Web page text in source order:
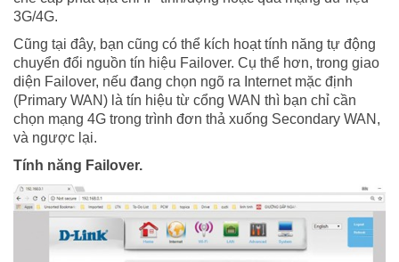
3G/4G.
Cũng tại đây, bạn cũng có thể kích hoạt tính năng tự động
chuyển đổi nguồn tín hiệu Failover. Cụ thể hơn, trong giao
diện Failover, nếu đang chọn ngõ ra Internet mặc định
(Primary WAN) là tín hiệu từ cổng WAN thì bạn chỉ cần
chọn mạng 4G trong trình đơn thả xuống Secondary WAN,
và ngược lại.
Tính năng Failover.